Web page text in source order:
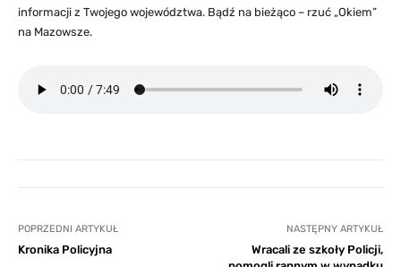
informacji z Twojego województwa. Bądź na bieżąco – rzuć „Okiem”
na Mazowsze.
POPRZEDNI ARTYKUŁ
Kronika Policyjna
NASTĘPNY ARTYKUŁ
Wracali ze szkoły Policji,